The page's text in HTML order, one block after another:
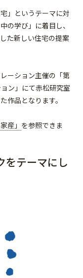
」というテーマに対
の学び」に着目し、
た新しい住宅の提案
ーション主催の「第
ン」にて赤松研究室
作品となります。
産」 を参照できま
をテーマにし